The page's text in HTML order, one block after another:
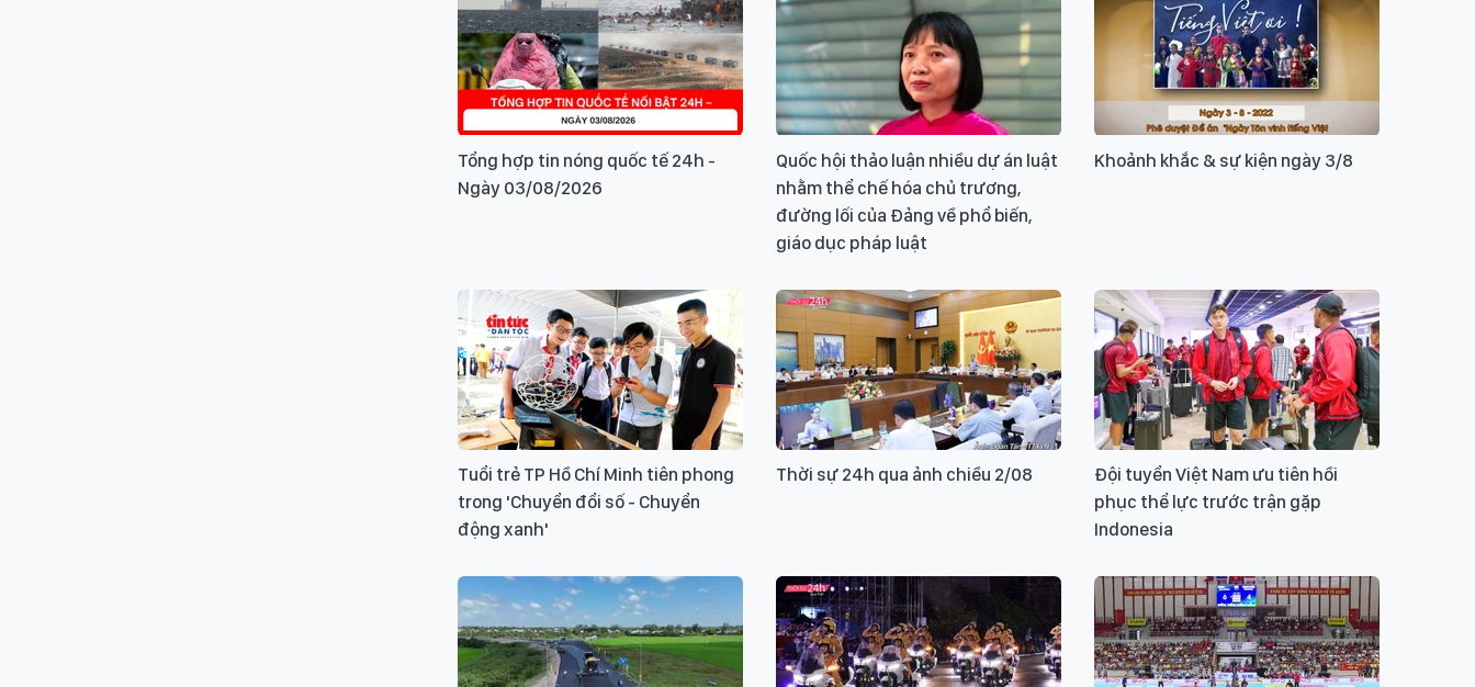
Tổng hợp tin nóng quốc tế 24h -
Ngày 03/08/2026
Quốc hội thảo luận nhiều dự án luật
nhằm thể chế hóa chủ trương,
đường lối của Đảng về phổ biến,
giáo dục pháp luật
Khoảnh khắc & sự kiện ngày 3/8
Tuổi trẻ TP Hồ Chí Minh tiên phong
trong 'Chuyển đổi số - Chuyển
động xanh'
Thời sự 24h qua ảnh chiều 2/08
Đội tuyển Việt Nam ưu tiên hồi
phục thể lực trước trận gặp
Indonesia